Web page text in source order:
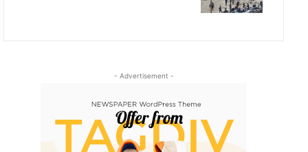
- Advertisement -